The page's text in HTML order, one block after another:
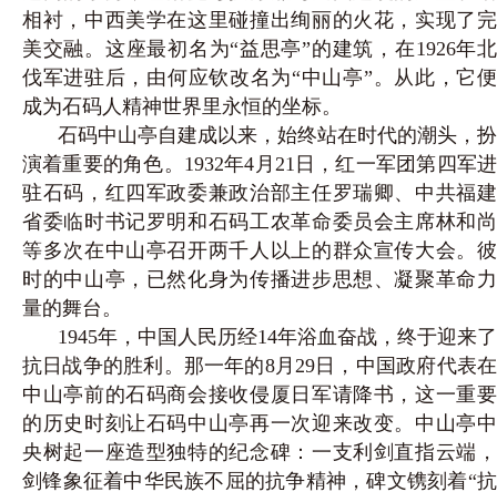
相衬，中西美学在这里碰撞出绚丽的火花，实现了完
美交融。这座最初名为“益思亭”的建筑，在1926年北
伐军进驻后，由何应钦改名为“中山亭”。从此，它便
成为石码人精神世界里永恒的坐标。
石码中山亭自建成以来，始终站在时代的潮头，扮
演着重要的角色。1932年4月21日，红一军团第四军进
驻石码，红四军政委兼政治部主任罗瑞卿、中共福建
省委临时书记罗明和石码工农革命委员会主席林和尚
等多次在中山亭召开两千人以上的群众宣传大会。彼
时的中山亭，已然化身为传播进步思想、凝聚革命力
量的舞台。
1945年，中国人民历经14年浴血奋战，终于迎来了
抗日战争的胜利。那一年的8月29日，中国政府代表在
中山亭前的石码商会接收侵厦日军请降书，这一重要
的历史时刻让石码中山亭再一次迎来改变。中山亭中
央树起一座造型独特的纪念碑：一支利剑直指云端，
剑锋象征着中华民族不屈的抗争精神，碑文镌刻着“抗